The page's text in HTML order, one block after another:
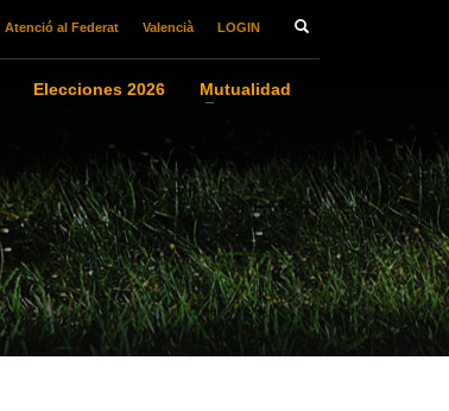
Atenció al Federat Valencià LOGIN
Elecciones 2026
Mutualidad